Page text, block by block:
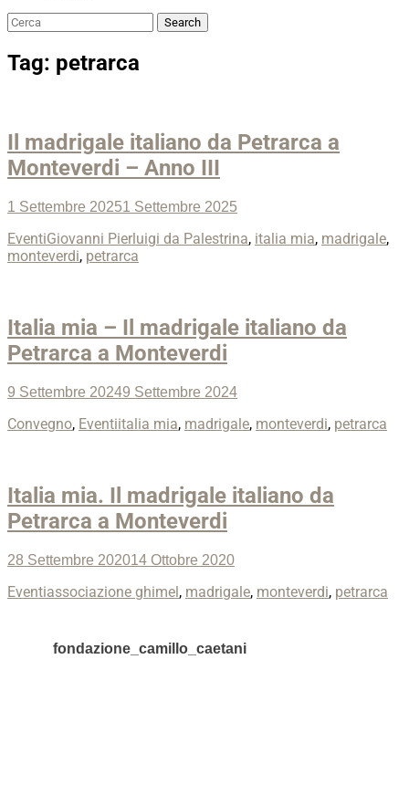
Search
Search
Tag: petrarca
Il madrigale italiano da Petrarca a
Monteverdi – Anno III
Posted
1 Settembre 20251 Settembre 2025
Categories
EventiTags
Giovanni Pierluigi da Palestrina, italia mia, madrigale,
monteverdi, petrarca
Italia mia – Il madrigale italiano da
Petrarca a Monteverdi
Posted
9 Settembre 20249 Settembre 2024
Categories
Convegno, EventiTags
italia mia, madrigale, monteverdi, petrarca
Italia mia. Il madrigale italiano da
Petrarca a Monteverdi
Posted
28 Settembre 202014 Ottobre 2020
Categories
EventiTags
associazione ghimel, madrigale, monteverdi, petrarca
fondazione_camillo_caetani